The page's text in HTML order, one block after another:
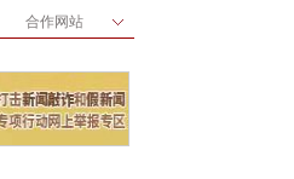
合作网站